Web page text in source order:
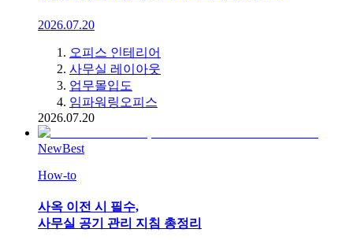
2026.07.20
오피스 인테리어
사무실 레이아웃
업무몰입도
임파워링오피스
2026.07.20
NewBest
How-to
사옥 이전 시 필수,
사무실 공기 관리 지침 총정리